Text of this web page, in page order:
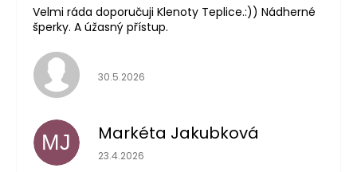
Velmi ráda doporučuji Klenoty Teplice.:)) Nádherné
šperky. A úžasný přístup.
Hodnocení obchodu je 5 z 5 hvězdiček.
30.5.2026
MJ Markéta Jakubková
Hodnocení obchodu je 5 z 5 hvězdiček.
23.4.2026